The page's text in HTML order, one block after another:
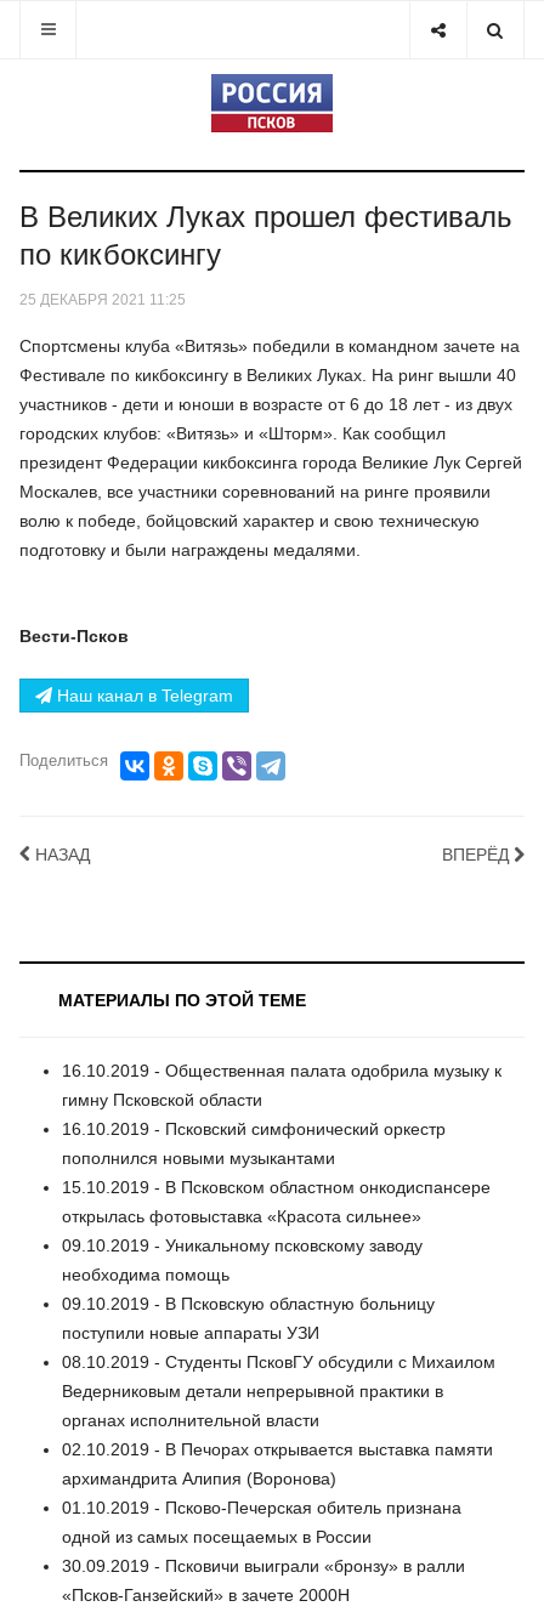
В Великих Луках прошел фестиваль
по кикбоксингу
25 ДЕКАБРЯ 2021 11:25
Спортсмены клуба «Витязь» победили в командном зачете на
Фестивале по кикбоксингу в Великих Луках. На ринг вышли 40
участников - дети и юноши в возрасте от 6 до 18 лет - из двух
городских клубов: «Витязь» и «Шторм». Как сообщил
президент Федерации кикбоксинга города Великие Лук Сергей
Москалев, все участники соревнований на ринге проявили
волю к победе, бойцовский характер и свою техническую
подготовку и были награждены медалями.
Вести-Псков
Наш канал в Telegram
Поделиться
НАЗАД ВПЕРЁД
МАТЕРИАЛЫ ПО ЭТОЙ ТЕМЕ
16.10.2019 - Общественная палата одобрила музыку к
гимну Псковской области
16.10.2019 - Псковский симфонический оркестр
пополнился новыми музыкантами
15.10.2019 - В Псковском областном онкодиспансере
открылась фотовыставка «Красота сильнее»
09.10.2019 - Уникальному псковскому заводу
необходима помощь
09.10.2019 - В Псковскую областную больницу
поступили новые аппараты УЗИ
08.10.2019 - Студенты ПсковГУ обсудили с Михаилом
Ведерниковым детали непрерывной практики в
органах исполнительной власти
02.10.2019 - В Печорах открывается выставка памяти
архимандрита Алипия (Воронова)
01.10.2019 - Псково-Печерская обитель признана
одной из самых посещаемых в России
30.09.2019 - Псковичи выиграли «бронзу» в ралли
«Псков-Ганзейский» в зачете 2000Н